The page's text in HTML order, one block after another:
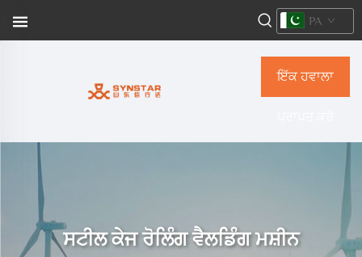
ਇੱਕ ਹਵਾਲਾ
PA
ਸਟੀਲ ਕੇਜ ਰੋਲਿੰਗ ਵੈਲਡਿੰਗ ਮਸ਼ੀਨ